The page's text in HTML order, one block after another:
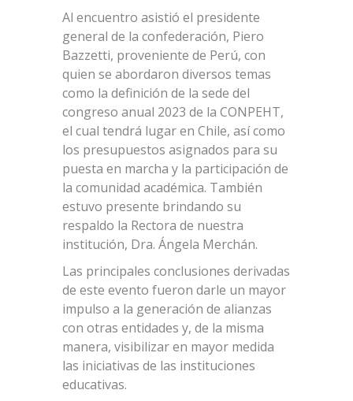
Al encuentro asistió el presidente
general de la confederación, Piero
Bazzetti, proveniente de Perú, con
quien se abordaron diversos temas
como la definición de la sede del
congreso anual 2023 de la CONPEHT,
el cual tendrá lugar en Chile, así como
los presupuestos asignados para su
puesta en marcha y la participación de
la comunidad académica. También
estuvo presente brindando su
respaldo la Rectora de nuestra
institución, Dra. Ángela Merchán.
Las principales conclusiones derivadas
de este evento fueron darle un mayor
impulso a la generación de alianzas
con otras entidades y, de la misma
manera, visibilizar en mayor medida
las iniciativas de las instituciones
educativas.